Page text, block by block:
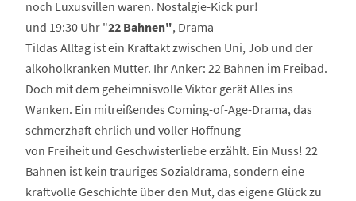
noch Luxusvillen waren. Nostalgie-Kick pur!
und 19:30 Uhr "22 Bahnen", Drama
Tildas Alltag ist ein Kraftakt zwischen Uni, Job und der
alkoholkranken Mutter. Ihr Anker: 22 Bahnen im Freibad.
Doch mit dem geheimnisvolle Viktor gerät Alles ins
Wanken. Ein mitreißendes Coming-of-Age-Drama, das
schmerzhaft ehrlich und voller Hoffnung
von Freiheit und Geschwisterliebe erzählt. Ein Muss! 22
Bahnen ist kein trauriges Sozialdrama, sondern eine
kraftvolle Geschichte über den Mut, das eigene Glück zu